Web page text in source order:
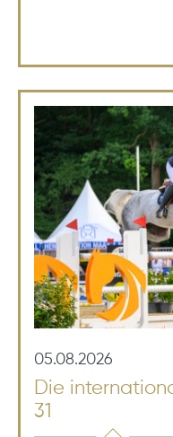
05.08.2026
Die
31